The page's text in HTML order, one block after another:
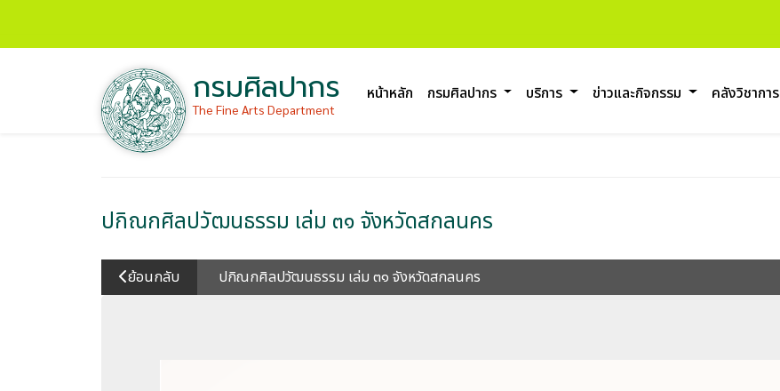
กรมศิลปากร
The Fine Arts Department
หน้าหลัก กรมศิลปากร บริการ ข่าวและกิจกรรม คลังวิชาการ
ปกิณกศิลปวัฒนธรรม เล่ม ๓๑ จังหวัดสกลนคร
ย้อนกลับ ปกิณกศิลปวัฒนธรรม เล่ม ๓๑ จังหวัดสกลนคร